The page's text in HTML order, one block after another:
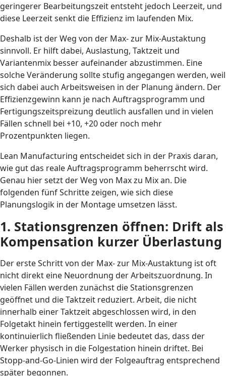
geringerer Bearbeitungszeit entsteht jedoch Leerzeit, und
diese Leerzeit senkt die Effizienz im laufenden Mix.
Deshalb ist der Weg von der Max- zur Mix-Austaktung
sinnvoll. Er hilft dabei, Auslastung, Taktzeit und
Variantenmix besser aufeinander abzustimmen. Eine
solche Veränderung sollte stufig angegangen werden, weil
sich dabei auch Arbeitsweisen in der Planung ändern. Der
Effizienzgewinn kann je nach Auftragsprogramm und
Fertigungszeitspreizung deutlich ausfallen und in vielen
Fällen schnell bei +10, +20 oder noch mehr
Prozentpunkten liegen.
Lean Manufacturing entscheidet sich in der Praxis daran,
wie gut das reale Auftragsprogramm beherrscht wird.
Genau hier setzt der Weg von Max zu Mix an. Die
folgenden fünf Schritte zeigen, wie sich diese
Planungslogik in der Montage umsetzen lässt.
1. Stationsgrenzen öffnen: Drift als
Kompensation kurzer Überlastung
Der erste Schritt von der Max- zur Mix-Austaktung ist oft
nicht direkt eine Neuordnung der Arbeitszuordnung. In
vielen Fällen werden zunächst die Stationsgrenzen
geöffnet und die Taktzeit reduziert. Arbeit, die nicht
innerhalb einer Taktzeit abgeschlossen wird, in den
Folgetakt hinein fertiggestellt werden. In einer
kontinuierlich fließenden Linie bedeutet das, dass der
Werker physisch in die Folgestation hinein driftet. Bei
Stopp-and-Go-Linien wird der Folgeauftrag entsprechend
später begonnen.